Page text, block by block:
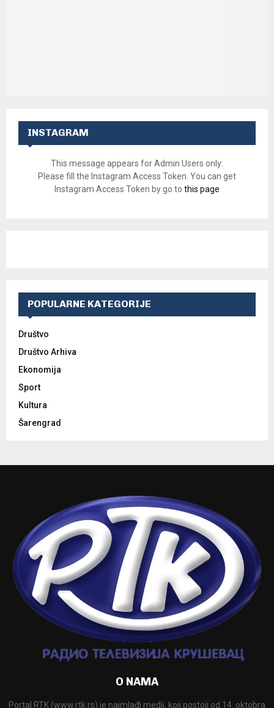
INSTAGRAM
This message appears for Admin Users only:
Please fill the Instagram Access Token. You can get
Instagram Access Token by go to this page
POPULARNE KATEGORIJE
Društvo
Društvo Arhiva
Ekonomija
Sport
Kultura
Šarengrad
O NAMA
Portal RTK (www.rtk.rs) je najmlađi medij, koji postoji od 14. oktobra